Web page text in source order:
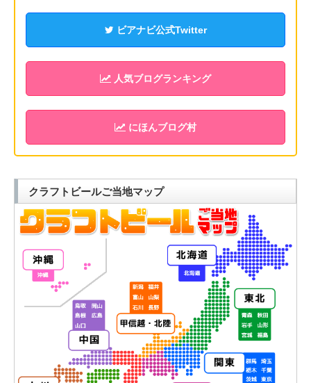
ビアナビ公式Twitter
人気ブログランキング
にほんブログ村
クラフトビールご当地マップ